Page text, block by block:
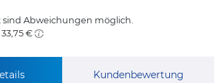
sind Abweichungen möglich.
€
Kundenbewertung